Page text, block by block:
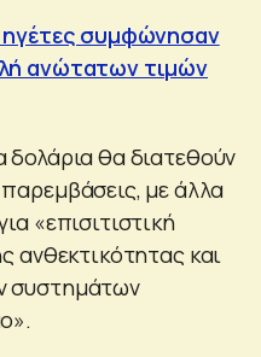
ηγέτες συμφώνησαν
ανώτατων τιμών
δολάρια θα διατεθούν
με άλλα
«επισιτιστική
ανθεκτικότητας και
συστημάτων